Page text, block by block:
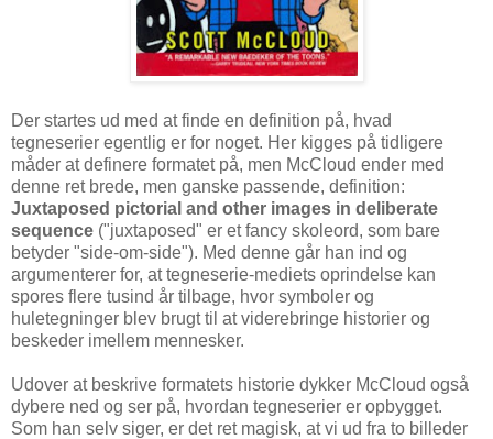
Der startes ud med at finde en definition på, hvad
tegneserier egentlig er for noget. Her kigges på tidligere
måder at definere formatet på, men McCloud ender med
denne ret brede, men ganske passende, definition:
Juxtaposed pictorial and other images in deliberate
sequence ("juxtaposed" er et fancy skoleord, som bare
betyder "side-om-side"). Med denne går han ind og
argumenterer for, at tegneserie-mediets oprindelse kan
spores flere tusind år tilbage, hvor symboler og
huletegninger blev brugt til at viderebringe historier og
beskeder imellem mennesker.
Udover at beskrive formatets historie dykker McCloud også
dybere ned og ser på, hvordan tegneserier er opbygget.
Som han selv siger, er det ret magisk, at vi ud fra to billeder